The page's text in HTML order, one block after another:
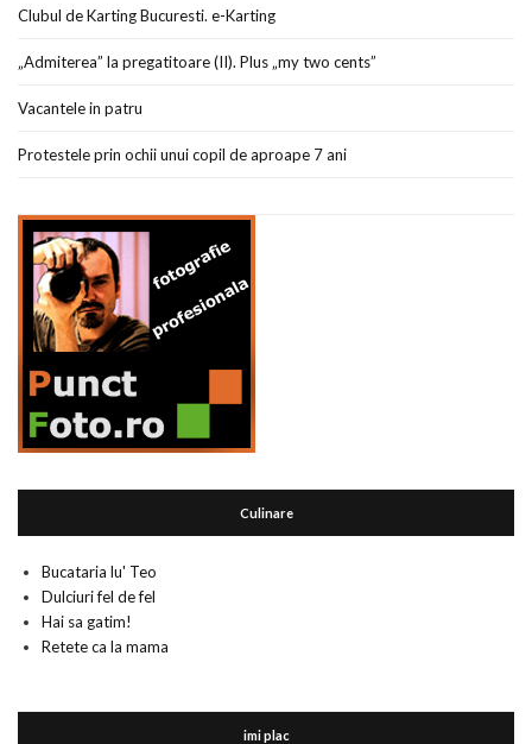
Clubul de Karting Bucuresti. e-Karting
„Admiterea” la pregatitoare (II). Plus „my two cents”
Vacantele in patru
Protestele prin ochii unui copil de aproape 7 ani
Culinare
Bucataria lu' Teo
Dulciuri fel de fel
Hai sa gatim!
Retete ca la mama
imi plac